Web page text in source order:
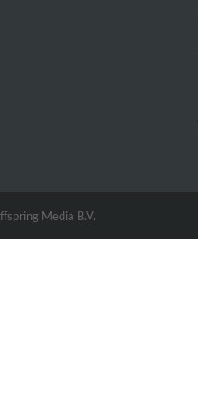
Media B.V.